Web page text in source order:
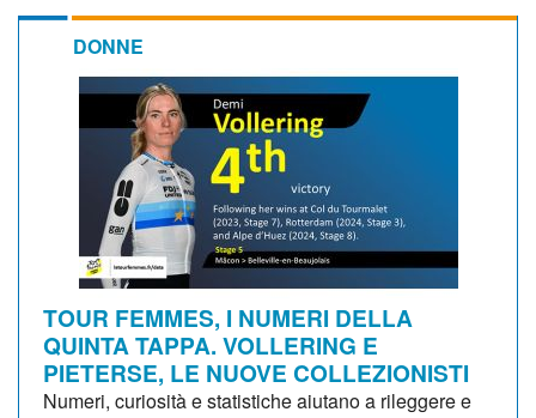
DONNE
TOUR FEMMES, I NUMERI DELLA
QUINTA TAPPA. VOLLERING E
PIETERSE, LE NUOVE COLLEZIONISTI
Numeri, curiosità e statistiche aiutano a rileggere e